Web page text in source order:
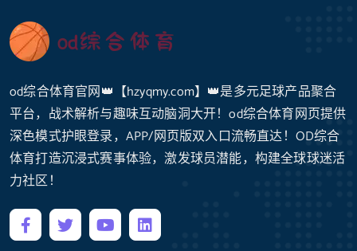
od综合体育官网👑【hzyqmy.com】👑是多元足球产品聚合
平台，战术解析与趣味互动脑洞大开！od综合体育网页提供
深色模式护眼登录，APP/网页版双入口流畅直达！OD综合
体育打造沉浸式赛事体验，激发球员潜能，构建全球球迷活
力社区！